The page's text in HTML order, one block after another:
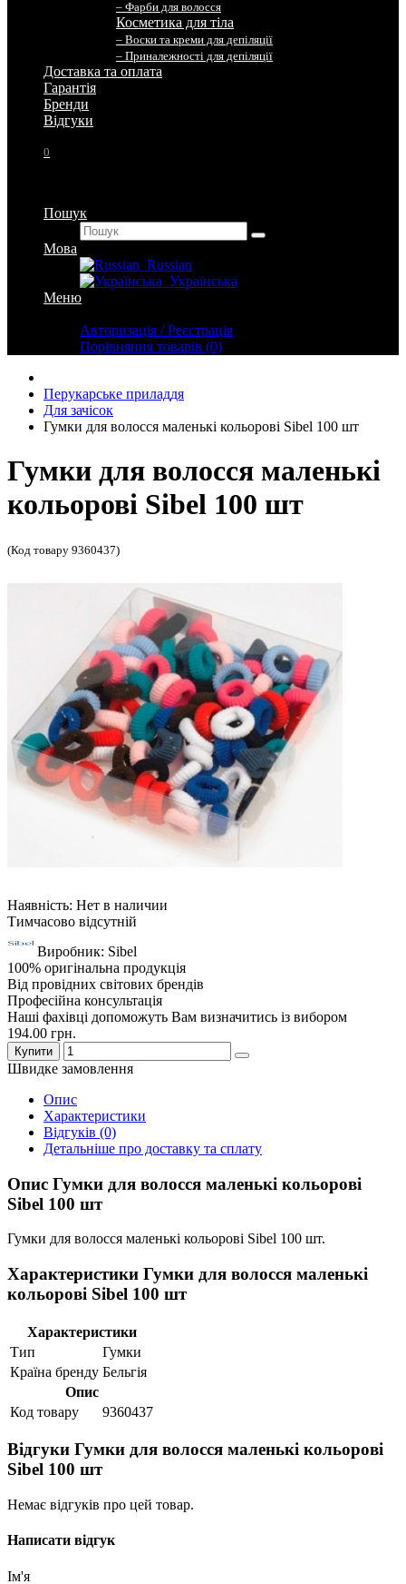
– Фарби для волосся
Косметика для тіла
– Воски та креми для депіляції
– Приналежності для депіляції
Доставка та оплата
Гарантія
Бренди
Вiдгуки
0
Пошук
Мова
Russian
Українська
Меню
Авторизація / Реєстрація
Порівняння товарів (0)
Перукарське приладдя
Для зачісок
Гумки для волосся маленькі кольорові Sibel 100 шт
Гумки для волосся маленькі
кольорові Sibel 100 шт
(Код товару 9360437)
Наявність: Нет в наличии
Тимчасово відсутній
Виробник: Sibel
100% оригінальна продукція
Від провідних світових брендів
Професійна консультація
Наші фахівці допоможуть Вам визначитись із вибором
194.00 грн.
Купити
Швидке замовлення
Опис
Характеристики
Відгуків (0)
Детальніше про доставку та сплату
Опис Гумки для волосся маленькі кольорові
Sibel 100 шт
Гумки для волосся маленькі кольорові Sibel 100 шт.
Характеристики Гумки для волосся маленькі
кольорові Sibel 100 шт
Характеристики
Тип
Гумки
Країна бренду Бельгія
Опис
Код товару
9360437
Відгуки Гумки для волосся маленькі кольорові
Sibel 100 шт
Немає відгуків про цей товар.
Написати відгук
Ім'я